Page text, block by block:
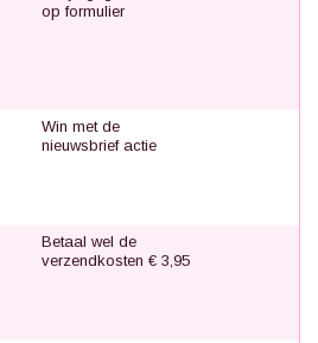
op formulier
Win met de
nieuwsbrief actie
Betaal wel de
verzendkosten € 3,95